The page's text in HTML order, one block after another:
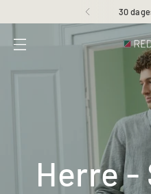
Dag til
Herre -